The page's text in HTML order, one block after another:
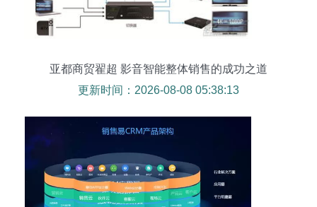
亚都商贸翟超 影音智能整体销售的成功之道
更新时间：2026-08-08 05:38:13